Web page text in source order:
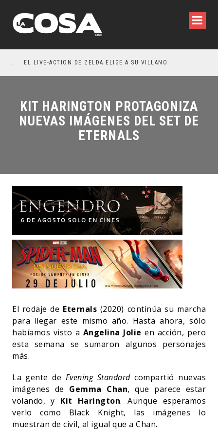
EL LIVE-ACTION DE ZELDA ELIGE A SU VILLANO
KIT HARINGTON PROTAGONIZA
NUEVAS IMÁGENES DEL SET DE
ETERNALS
El rodaje de Eternals (2020) continúa su marcha
para llegar este mismo año. Hasta ahora, sólo
habíamos visto a Angelina Jolie en acción, pero
esta semana se sumaron algunos personajes
más.
La gente de Evening Standardcompartió nuevas
imágenes de Gemma Chan, que parece estar
volando, y Kit Harington. Aunque esperamos
verlo como Black Knight, las imágenes lo
muestran de civil, al igual que a Chan.